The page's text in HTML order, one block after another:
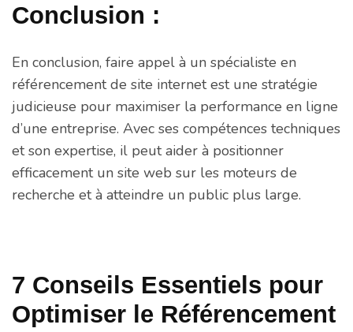
Conclusion :
En conclusion, faire appel à un spécialiste en
référencement de site internet est une stratégie
judicieuse pour maximiser la performance en ligne
d’une entreprise. Avec ses compétences techniques
et son expertise, il peut aider à positionner
efficacement un site web sur les moteurs de
recherche et à atteindre un public plus large.
7 Conseils Essentiels pour
Optimiser le Référencement